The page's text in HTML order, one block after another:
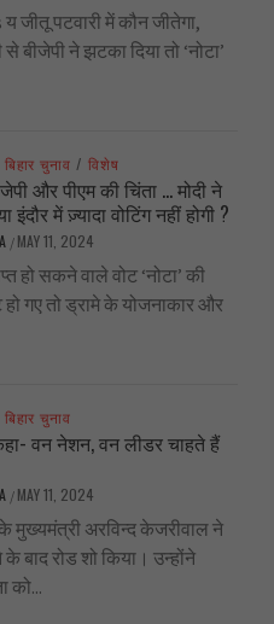
य जीतू पटवारी में कौन जीतेगा,
बीजेपी ने झटका दिया तो ‘नोटा’
बिहार चुनाव / विशेष
और पीएम की चिंता … मोदी ने
इंदौर में ज़्यादा वोटिंग नहीं होगी ?
/ MAY 11, 2024
हो सकने वाले वोट ‘नोटा’ की
गए तो ड्रामे के योजनाकार और
बिहार चुनाव
वन नेशन, वन लीडर चाहते हैं
/ MAY 11, 2024
मुख्यमंत्री अरविन्द केजरीवाल ने
रोड शो किया। उन्होंने
को...